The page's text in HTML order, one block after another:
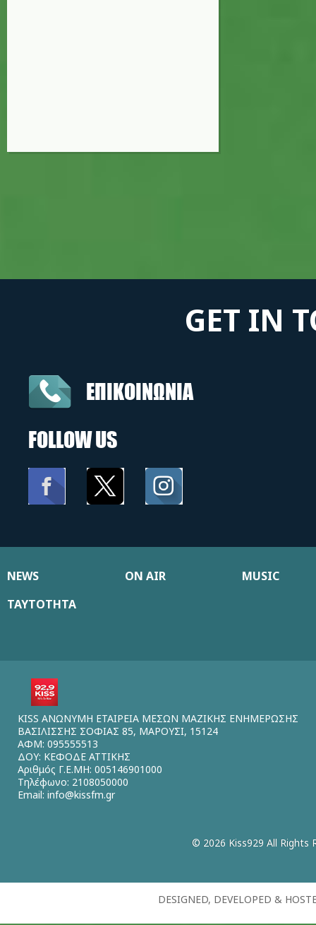
GET IN
ΕΠΙΚΟΙΝΩΝΙΑ
FOLLOW US
NEWS ON AIR
MUSIC
ΤΑΥΤΟΤΗΤΑ
KISS ΑΝΩΝΥΜΗ ΕΤΑΙΡΕΙΑ ΜΕΣΩΝ ΜΑΖΙΚΗΣ ΕΝΗΜΕΡΩΣΗΣ
ΒΑΣΙΛΙΣΣΗΣ ΣΟΦΙΑΣ 85, ΜΑΡΟΥΣΙ, 15124
ΑΦΜ: 095555513
ΔΟΥ: ΚΕΦΟΔΕ ΑΤΤΙΚΗΣ
Αριθμός Γ.Ε.ΜΗ: 005146901000
Τηλέφωνο: 2108050000
Email: info@kissfm.gr
© 2026 Kiss929 All Rights
DESIGNED, DEVELOPED &